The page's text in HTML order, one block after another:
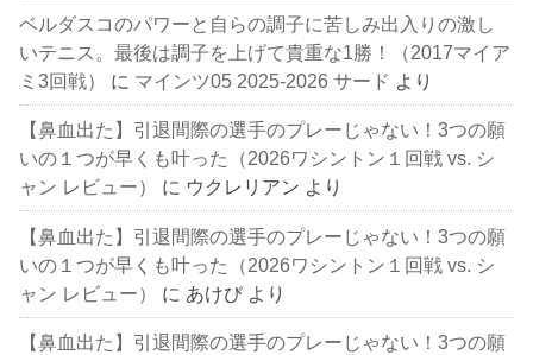
ベルダスコのパワーと自らの調子に苦しみ出入りの激し
いテニス。最後は調子を上げて貴重な1勝！（2017マイア
ミ3回戦）
に マインツ05 2025-2026 サード より
【鼻血出た】引退間際の選手のプレーじゃない！3つの願
いの１つが早くも叶った（2026ワシントン１回戦 vs. シ
ャン レビュー）
に ウクレリアン より
【鼻血出た】引退間際の選手のプレーじゃない！3つの願
いの１つが早くも叶った（2026ワシントン１回戦 vs. シ
ャン レビュー）
に あけび より
【鼻血出た】引退間際の選手のプレーじゃない！3つの願